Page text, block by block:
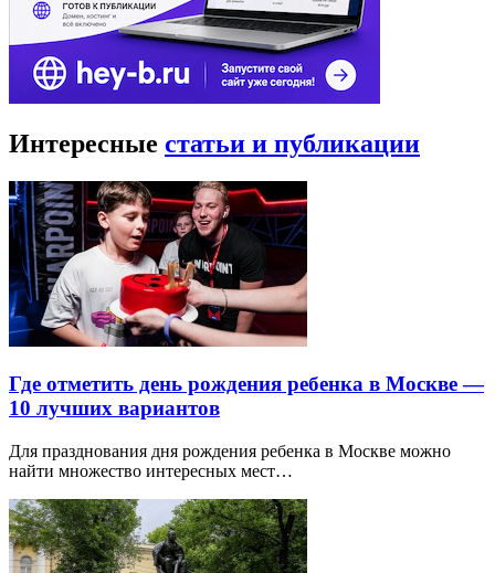
Интересные статьи и публикации
Где отметить день рождения ребенка в Москве —
10 лучших вариантов
Для празднования дня рождения ребенка в Москве можно
найти множество интересных мест…